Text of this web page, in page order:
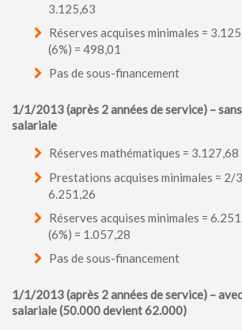
3.125,63
Réserves acquises minimales =
(6%) = 498,01
Pas de sous-financement
1/1/2013 (après 2 années de service) –
salariale
Réserves mathématiques = 3.127,68
Prestations acquises minimales = 2/
6.251,26
Réserves acquises minimales =
(6%) = 1.057,28
Pas de sous-financement
1/1/2013 (après 2 années de service) –
salariale (50.000 devient 62.000)